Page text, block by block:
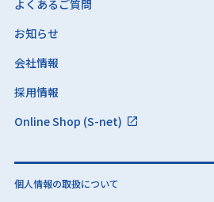
よくあるご質問
お知らせ
会社情報
採用情報
Online Shop (S-net)
個人情報の取扱について